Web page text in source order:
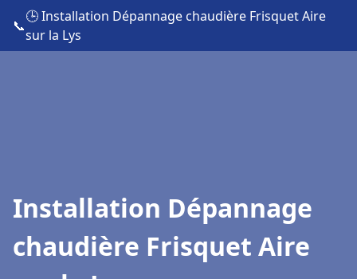
📞
🕒 Installation Dépannage chaudière Frisquet Aire
sur la Lys
Installation Dépannage
chaudière Frisquet Aire